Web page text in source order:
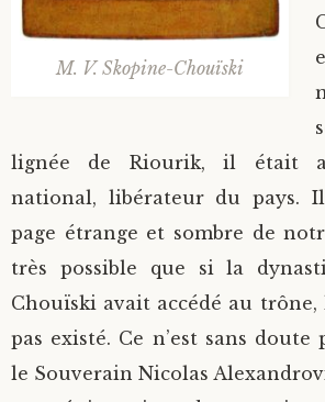
M. V. Skopine-Chouïski
lignée de Riourik, il était
national, libérateur du pays. Il
page étrange et sombre de
très possible que si la
Chouïski avait accédé au trône,
pas existé. Ce n’est sans doute
le Souverain Nicolas